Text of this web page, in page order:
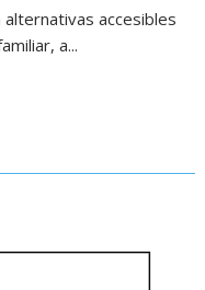
accesibles
a...